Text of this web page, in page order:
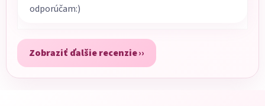
odporúčam:)
Zobraziť ďalšie recenzie